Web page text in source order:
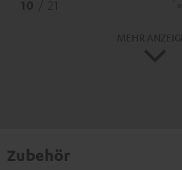
Zubehör